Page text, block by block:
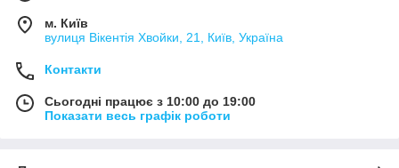
м. Київ
вулиця Вікентія Хвойки, 21, Київ, Україна
Контакти
Сьогодні працює з 10:00 до 19:00
Показати весь графік роботи